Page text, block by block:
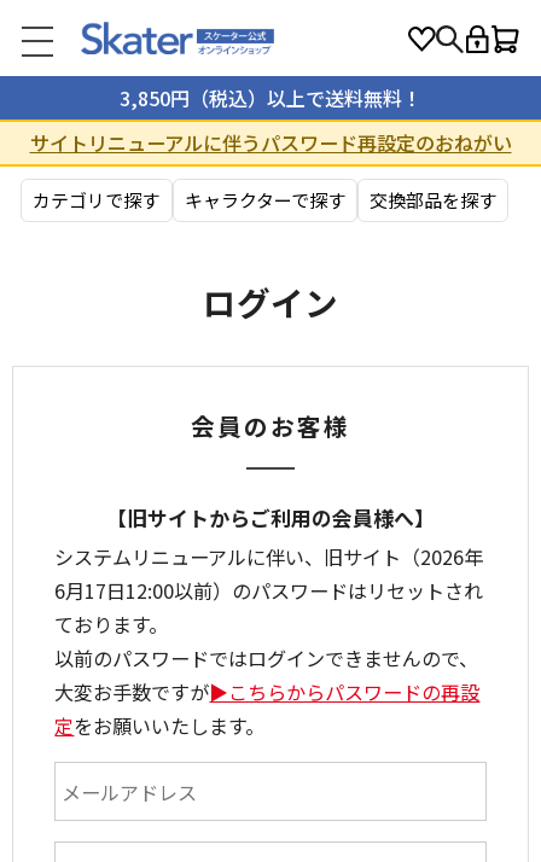
3,850円（税込）以上で送料無料！
サイトリニューアルに伴うパスワード再設定のおねがい
カテゴリで探す キャラクターで探す 交換部品を探す
ログイン
会員のお客様
【旧サイトからご利用の会員様へ】
システムリニューアルに伴い、旧サイト（2026年
6月17日12:00以前）のパスワードはリセットされ
ております。
以前のパスワードではログインできませんので、
大変お手数ですが▶こちらからパスワードの再設
定をお願いいたします。